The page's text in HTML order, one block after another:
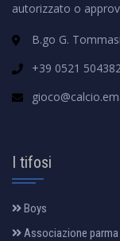
autorizzato o
B.go G.
+39 0521
I tifosi
Boys
Associazione